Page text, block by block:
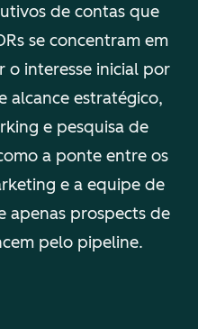
de contas que
se concentram em
o interesse inicial por
alcance estratégico,
e pesquisa de
a ponte entre os
e a equipe de
apenas prospects de
pelo pipeline.